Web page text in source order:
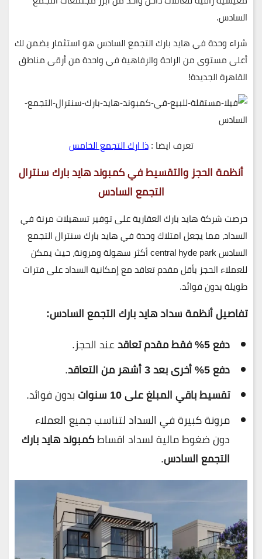
السادس.
شراء وحدة في هايد بارك التجمع السادس هو استثمار يضمن لك
أعلى مستوى من الراحة والرفاهية في واحدة من أرقى مناطق
القاهرة الجديدة!
تعرف ايضا :ذا ارك التجمع الخامس
أنظمة الحجز والتقسيط في كمبوند هايد بارك سنترال
التجمع السادس
حرصتشركة هايد بارك العقاريةعلى توفير تسهيلات مرنة في
السداد، مما يجعلامتلاك وحدة في هايد بارك سنترال التجمع
السادس central hyde park أكثر سهولة ومرونة
، حيث يمكن
للعملاءالحجز بأقل مقدم تعاقدمعإمكانية السداد على فترات
طويلة بدون فوائد.
تفاصيل أنظمة سداد هايد بارك التجمع السادس:
دفع 5% فقط مقدم تعاقد
عند الحجز.
دفع 5% أخرى بعد 3 أشهر من التعاقد
.
تقسيط باقي المبلغ على 10 سنوات
بدون فوائد.
مرونة كبيرة في السداد لتناسب جميع العملاء
دون ضغوط مالية لسداد اقساطكمبوند هايد بارك
التجمع السادس.